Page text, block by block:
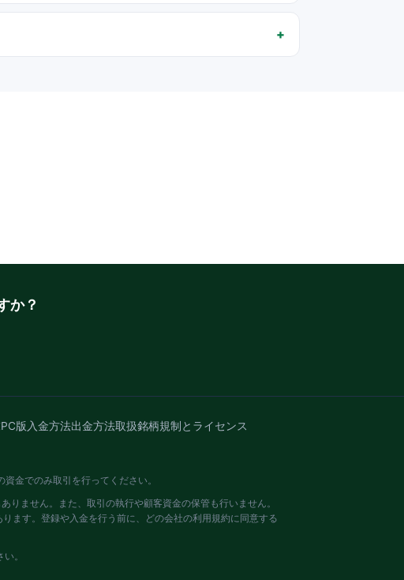
か？
PC版 入金方法出金方法取扱銘柄規制とライセンス
金でのみ取引を行ってください。
ません。また、取引の執行や顧客資金の保管も行いません。
ます。登録や入金を行う前に、どの会社の利用規約に同意する
。